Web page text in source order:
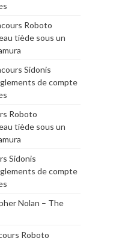
Roboto
tiède sous un
Sidonis
de compte
Roboto
tiède sous un
Sidonis
de compte
Nolan – The
Roboto